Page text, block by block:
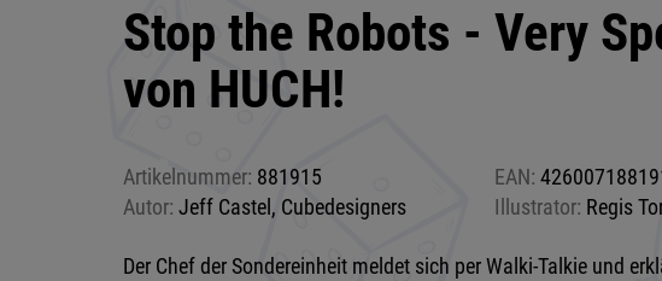
Stop the Robots - Very
von HUCH!
Artikelnummer: 881915 EAN:
Autor: Jeff Castel, Cubedesigners Illustrator: Regis
Der Chef der Sondereinheit meldet sich per Walki-Talkie und